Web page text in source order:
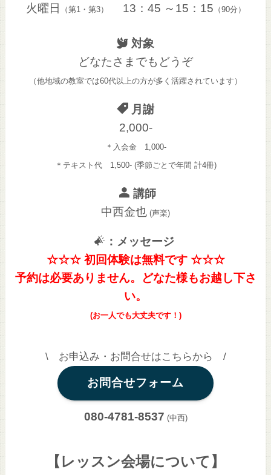
火曜日
（第1・第3） 13：45 ～15：15 （90分）
対象
どなたさまでもどうぞ
（他地域の教室では60代以上の方が多く活躍されています）
月謝
2,000-
＊入会金 1,000-
＊テキスト代 1,500- (季節ごとで年間 計4冊)
講師
中西金也 (声楽)
：メッセージ
☆☆☆ 初回体験は無料です ☆☆☆
予約は必要ありません。どなた様もお越し下さ
い。
(お一人でも大丈夫です！)
\ お申込み・お問合せはこちらから /
お問合せフォーム
080-4781-8537 (中西)
【レッスン会場について】